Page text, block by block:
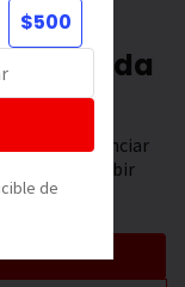
$500
de
cada
Ayuda a financiar
para recibir